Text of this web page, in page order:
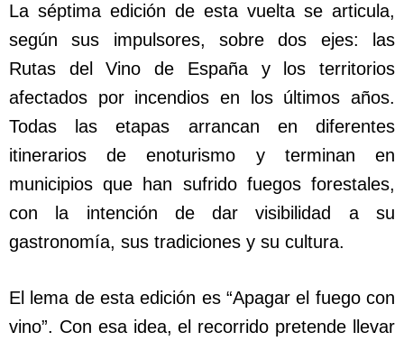
La séptima edición de esta vuelta se articula,
según sus impulsores, sobre dos ejes: las
Rutas del Vino de España y los territorios
afectados por incendios en los últimos años.
Todas las etapas arrancan en diferentes
itinerarios de enoturismo y terminan en
municipios que han sufrido fuegos forestales,
con la intención de dar visibilidad a su
gastronomía, sus tradiciones y su cultura.
El lema de esta edición es “Apagar el fuego con
vino”. Con esa idea, el recorrido pretende llevar